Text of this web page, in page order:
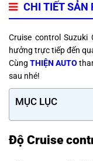
CHI TIẾT SẢN
Cruise control
hưởng trực tiếp đến
Cùng THIỆN AUTO
sau nhé!
MỤC LỤC
Độ Cruise